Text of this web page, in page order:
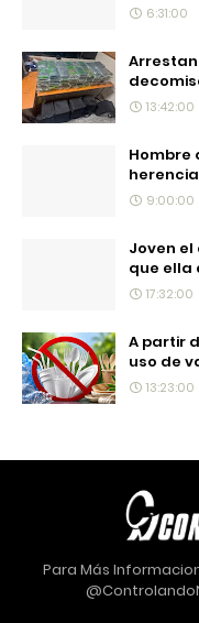
6:31:00
Arrestan
13:42:00
Hombre
9:00:00
Joven
que ella
17:32:00
A partir
uso de
13:23:00
Para Más